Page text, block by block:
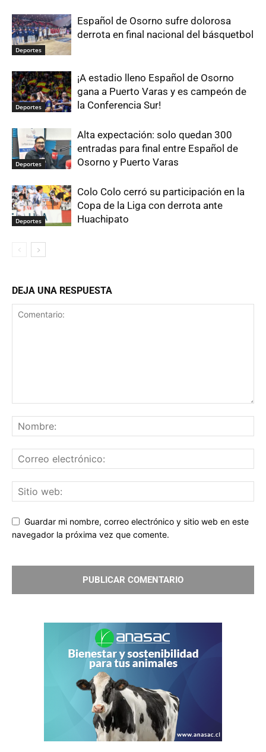
Deportes
Español de Osorno sufre dolorosa
derrota en final nacional del básquetbol
Deportes
¡A estadio lleno Español de Osorno
gana a Puerto Varas y es campeón de
la Conferencia Sur!
Deportes
Alta expectación: solo quedan 300
entradas para final entre Español de
Osorno y Puerto Varas
Deportes
Colo Colo cerró su participación en la
Copa de la Liga con derrota ante
Huachipato
DEJA UNA RESPUESTA
Guardar mi nombre, correo electrónico y sitio web en este
navegador la próxima vez que comente.